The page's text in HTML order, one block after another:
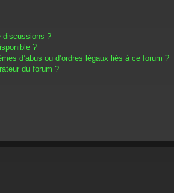
discussions ?
?
d’abus ou d’ordres légaux liés à ce forum ?
du forum ?